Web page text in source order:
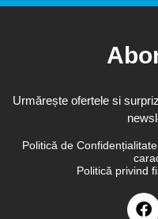
Urmărește ofertele si
Politică de
Politică privind